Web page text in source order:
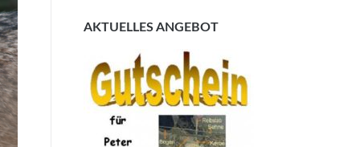
AKTUELLES ANGEBOT